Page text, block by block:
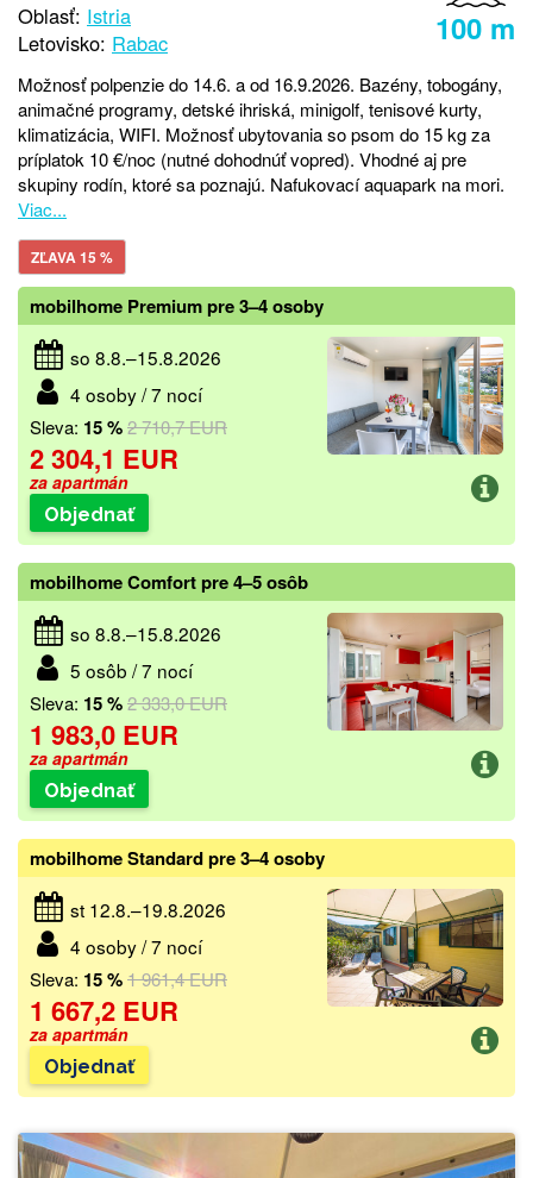
100 m
Oblasť: Istria
Letovisko: Rabac
Možnosť polpenzie do 14.6. a od 16.9.2026. Bazény, tobogány,
animačné programy, detské ihriská, minigolf, tenisové kurty,
klimatizácia, WIFI. Možnosť ubytovania so psom do 15 kg za
príplatok 10 €/noc (nutné dohodnúť vopred). Vhodné aj pre
skupiny rodín, ktoré sa poznajú. Nafukovací aquapark na mori.
Viac...
ZĽAVA 15 %
mobilhome Premium pre 3–4 osoby
so 8.8.–15.8.2026
4 osoby / 7 nocí
Sleva: 15 %2 710,7 EUR
2 304,1 EUR
za apartmán
Objednať
mobilhome Comfort pre 4–5 osôb
so 8.8.–15.8.2026
5 osôb / 7 nocí
Sleva: 15 %2 333,0 EUR
1 983,0 EUR
za apartmán
Objednať
mobilhome Standard pre 3–4 osoby
st 12.8.–19.8.2026
4 osoby / 7 nocí
Sleva: 15 %1 961,4 EUR
1 667,2 EUR
za apartmán
Objednať